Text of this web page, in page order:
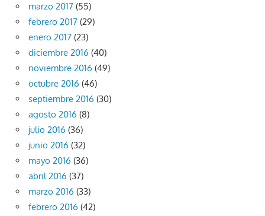
marzo 2017 (55)
febrero 2017 (29)
enero 2017 (23)
diciembre 2016 (40)
noviembre 2016 (49)
octubre 2016 (46)
septiembre 2016 (30)
agosto 2016 (8)
julio 2016 (36)
junio 2016 (32)
mayo 2016 (36)
abril 2016 (37)
marzo 2016 (33)
febrero 2016 (42)